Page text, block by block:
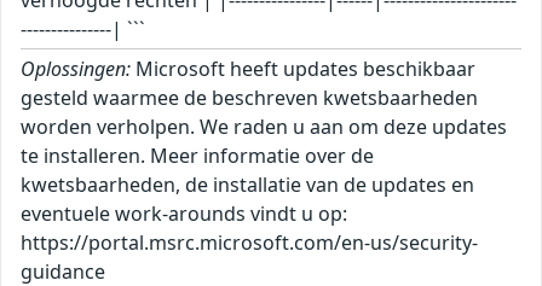
Oplossingen: Microsoft heeft updates beschikbaar
gesteld waarmee de beschreven kwetsbaarheden
worden verholpen. We raden u aan om deze updates
te installeren. Meer informatie over de
kwetsbaarheden, de installatie van de updates en
eventuele work-arounds vindt u op:
https://portal.msrc.microsoft.com/en-us/security-
guidance